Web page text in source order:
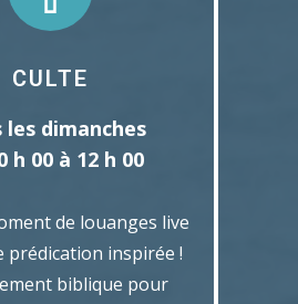
CULTE
les dimanches
h 00 à 12 h 00
de louanges live
prédication inspirée !
biblique pour